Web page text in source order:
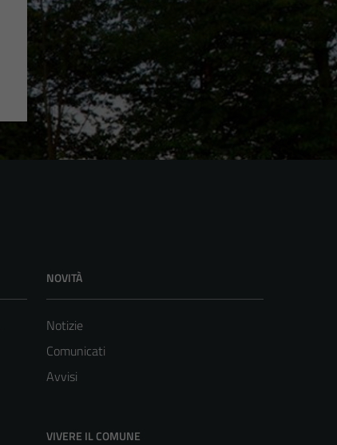
NOVITÀ
Notizie
Comunicati
Avvisi
VIVERE IL COMUNE